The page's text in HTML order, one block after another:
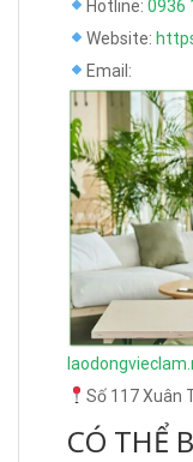
Hotline: 0936
Website:
Email:
Số 117 Xuân
CÓ THỂ